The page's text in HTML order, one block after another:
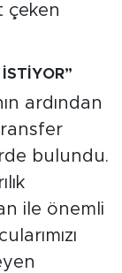
çeken
ardından
bulundu.
ile önemli